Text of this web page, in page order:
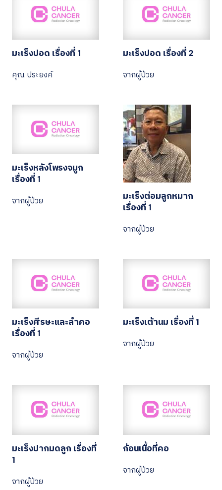
มะเร็งปอด เรื่องที่ 1
คุณ ประยงค์
มะเร็งปอด เรื่องที่ 2
จากผู้ป่วย
มะเร็งหลังโพรงจมูก
เรื่องที่ 1
จากผู้ป่วย
มะเร็งต่อมลูกหมาก
เรื่องที่ 1
จากผู้ป่วย
มะเร็งศีรษะและลำคอ
เรื่องที่ 1
จากผู้ป่วย
มะเร็งเต้านม เรื่องที่ 1
จากผู้ป่วย
มะเร็งปากมดลูก เรื่องที่
1
จากผู้ป่วย
ก้อนเนื้อที่คอ
จากผู้ป่วย